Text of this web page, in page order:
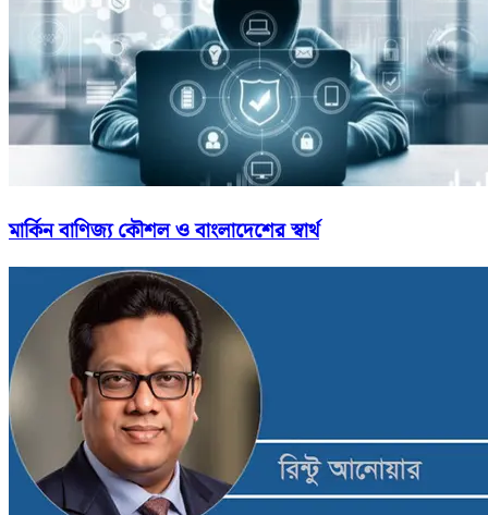
মার্কিন বাণিজ্য কৌশল ও বাংলাদেশের স্বার্থ